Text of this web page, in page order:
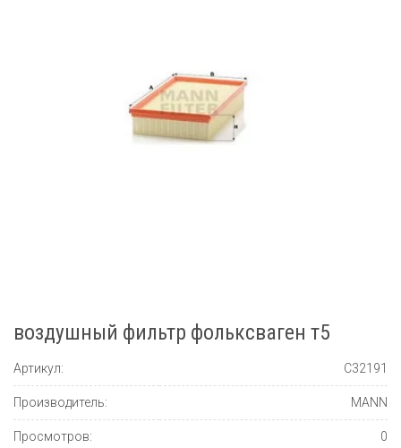
воздушный фильтр фольксваген т5
Артикул: C32191
Производитель: MANN
Просмотров: 0